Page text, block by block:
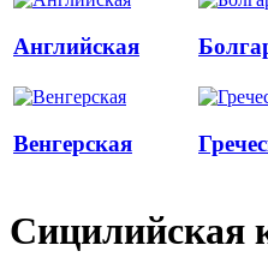
Английская
Венгерская
Сицилийская